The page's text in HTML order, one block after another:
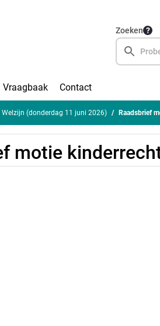
Zoeken
Vraagbaak Contact
(donderdag 11 juni 2026) Raadsbrief
motie